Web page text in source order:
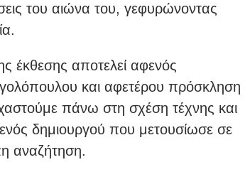
του αιώνα του, γεφυρώνοντας
έκθεσης αποτελεί αφενός
και αφετέρου πρόσκληση
πάνω στη σχέση τέχνης και
δημιουργού που μετουσίωσε σε
αναζήτηση.